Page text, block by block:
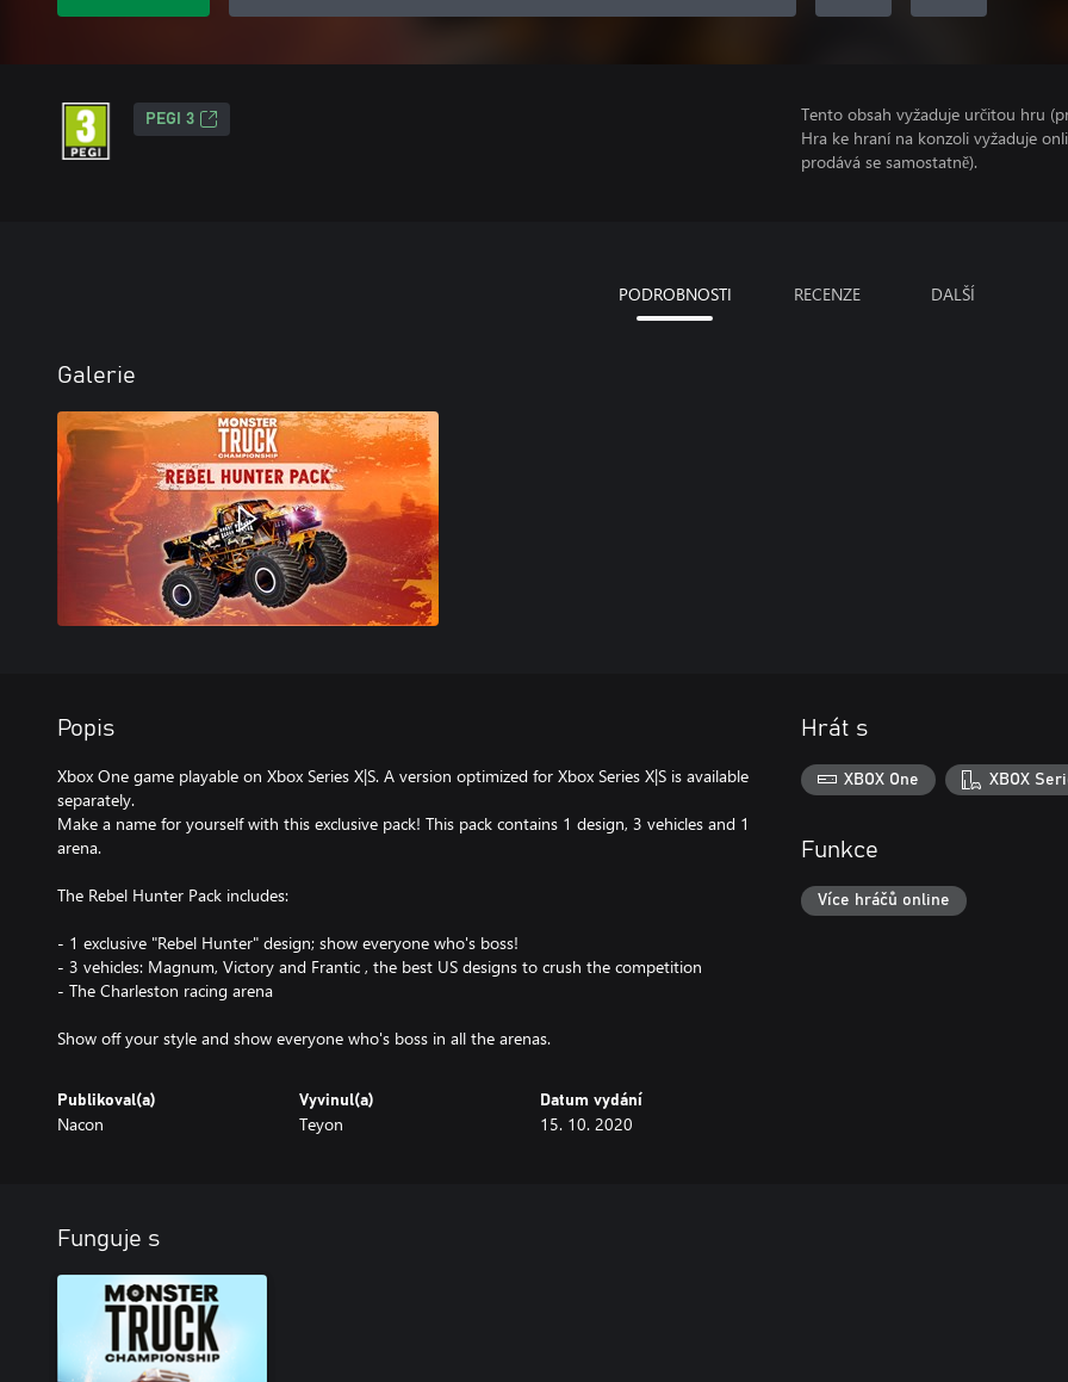
PEGI 3
Tento obsah vyžaduje určitou hru
Hra ke hraní na konzoli vyžaduje
prodává se samostatně).
PODROBNOSTI RECENZE DALŠÍ
Galerie
Popis
Xbox One game playable on Xbox Series X|S. A version optimized for Xbox Series X|S is available
separately.
Make a name for yourself with this exclusive pack! This pack contains 1 design, 3 vehicles and 1
arena.
The Rebel Hunter Pack includes:
- 1 exclusive "Rebel Hunter" design; show everyone who's boss!
- 3 vehicles: Magnum, Victory and Frantic , the best US designs to crush the competition
- The Charleston racing arena
Show off your style and show everyone who's boss in all the arenas.
Publikoval(a)
Nacon
Vyvinul(a)
Teyon
Datum vydání
15. 10. 2020
Hrát s
XBOX One XBOX
Funkce
Více hráčů online
Funguje s